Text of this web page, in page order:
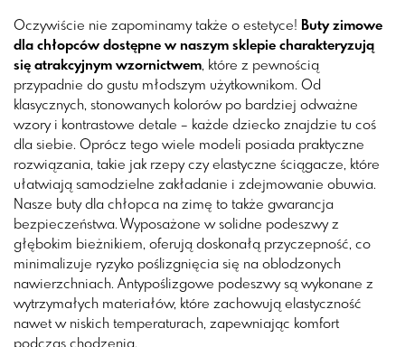
Oczywiście nie zapominamy także o estetyce! Buty zimowe
dla chłopców dostępne w naszym sklepie charakteryzują
się atrakcyjnym wzornictwem, które z pewnością
przypadnie do gustu młodszym użytkownikom. Od
klasycznych, stonowanych kolorów po bardziej odważne
wzory i kontrastowe detale – każde dziecko znajdzie tu coś
dla siebie. Oprócz tego wiele modeli posiada praktyczne
rozwiązania, takie jak rzepy czy elastyczne ściągacze, które
ułatwiają samodzielne zakładanie i zdejmowanie obuwia.
Nasze buty dla chłopca na zimę to także gwarancja
bezpieczeństwa. Wyposażone w solidne podeszwy z
głębokim bieżnikiem, oferują doskonałą przyczepność, co
minimalizuje ryzyko poślizgnięcia się na oblodzonych
nawierzchniach. Antypoślizgowe podeszwy są wykonane z
wytrzymałych materiałów, które zachowują elastyczność
nawet w niskich temperaturach, zapewniając komfort